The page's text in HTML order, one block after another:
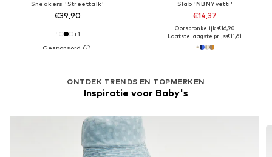
Sneakers 'Streettalk'
€39,90
+1
Slab 'NBNYvetti'
€14,37
Oorspronkelijk: €16,90
Laatste laagste prijs:€11,61
ONTDEK TRENDS EN TOPMERKEN
Inspiratie voor Baby's